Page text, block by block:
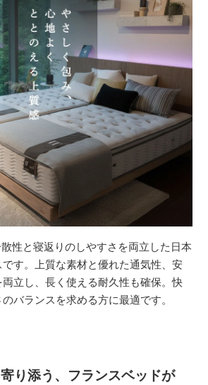
性と寝返りのしやすさを両立した日本
す。上質な素材と優れた通気性、安
立し、長く使える耐久性も確保。快
バランスを求める方に最適です。
り添う、フランスベッドが